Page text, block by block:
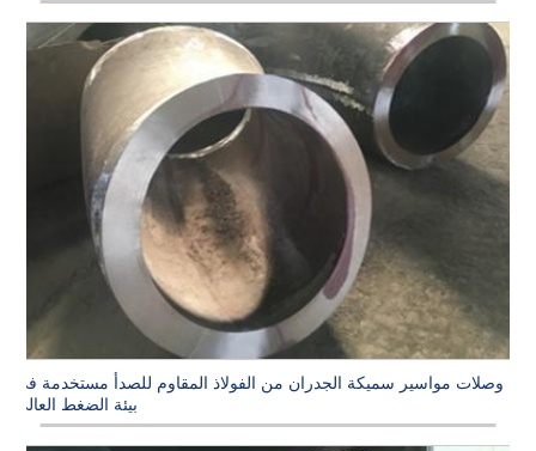
وصلات مواسير سميكة الجدران من الفولاذ المقاوم للصدأ مستخدمة في
بيئة الضغط العالي